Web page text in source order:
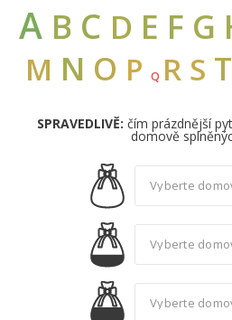
A B C D E F G
M N O P Q R S T
SPRAVEDLIVĚ: čím prázdnější
domově